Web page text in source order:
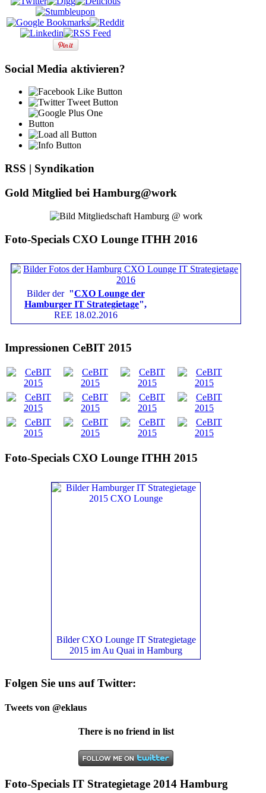
Social Media aktivieren?
RSS | Syndikation
Gold Mitglied bei Hamburg@work
Foto-Specials CXO Lounge ITHH 2016
Bilder der "CXO Lounge der
Hamburger IT Strategietage",
REE 18.02.2016
Impressionen CeBIT 2015
Foto-Specials CXO Lounge ITHH 2015
Bilder CXO Lounge IT Strategietage
2015 im Au Quai in Hamburg
Folgen Sie uns auf Twitter:
Tweets von @eklaus
There is no friend in list
Foto-Specials IT Strategietage 2014 Hamburg